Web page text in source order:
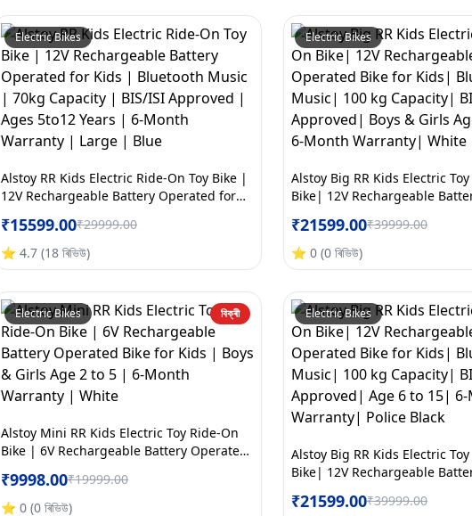
Electric Bikes
Alstoy RR Kids Electric Ride-On Toy Bike |
12V Rechargeable Battery Operated for
BIS/ISI Approved | Ages 5to12 Years | 6-
Month Warranty | Large | Blue
₹15599.00₹29999.00
⭐ 4.7 (18 ৰিভিউ)
Electric Bikes
Alstoy Big RR Kids Electric
Bike| 12V Rechargeable
Capacity| BIS/ISI Approved|
Age 6 to 15| 6-Month
₹21599.00₹39999.00
⭐ 0 (0 ৰিভিউ)
Electric Bikes বিক্ৰী
Alstoy Mini RR Kids Electric Toy Ride-On
Bike | 6V Rechargeable Battery Operated
Month Warranty | White
₹9998.00₹19999.00
⭐ 0 (0 ৰিভিউ)
Electric Bikes
Alstoy Big RR Kids Electric
Bike| 12V Rechargeable
Capacity| BIS/ISI Approved|
₹21599.00₹39999.00